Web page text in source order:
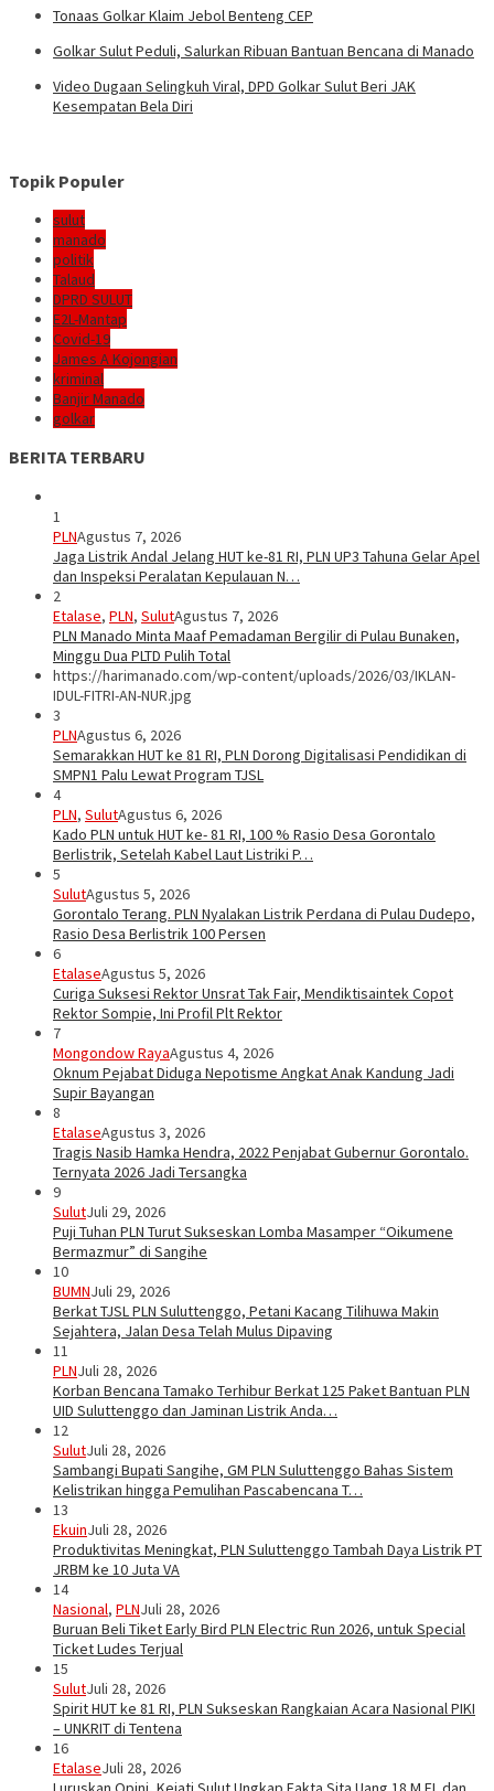
Tonaas Golkar Klaim Jebol Benteng CEP
Golkar Sulut Peduli, Salurkan Ribuan Bantuan Bencana di Manado
Video Dugaan Selingkuh Viral, DPD Golkar Sulut Beri JAK
Kesempatan Bela Diri
Topik Populer
sulut
manado
politik
Talaud
DPRD SULUT
E2L-Mantap
Covid-19
James A Kojongian
kriminal
Banjir Manado
golkar
BERITA TERBARU
1
PLNAgustus 7, 2026
Jaga Listrik Andal Jelang HUT ke-81 RI, PLN UP3 Tahuna Gelar Apel
dan Inspeksi Peralatan Kepulauan N…
2
Etalase, PLN, SulutAgustus 7, 2026
PLN Manado Minta Maaf Pemadaman Bergilir di Pulau Bunaken,
Minggu Dua PLTD Pulih Total
https://harimanado.com/wp-content/uploads/2026/03/IKLAN-
IDUL-FITRI-AN-NUR.jpg
3
PLNAgustus 6, 2026
Semarakkan HUT ke 81 RI, PLN Dorong Digitalisasi Pendidikan di
SMPN1 Palu Lewat Program TJSL
4
PLN, SulutAgustus 6, 2026
Kado PLN untuk HUT ke- 81 RI, 100 % Rasio Desa Gorontalo
Berlistrik, Setelah Kabel Laut Listriki P…
5
SulutAgustus 5, 2026
Gorontalo Terang. PLN Nyalakan Listrik Perdana di Pulau Dudepo,
Rasio Desa Berlistrik 100 Persen
6
EtalaseAgustus 5, 2026
Curiga Suksesi Rektor Unsrat Tak Fair, Mendiktisaintek Copot
Rektor Sompie, Ini Profil Plt Rektor
7
Mongondow RayaAgustus 4, 2026
Oknum Pejabat Diduga Nepotisme Angkat Anak Kandung Jadi
Supir Bayangan
8
EtalaseAgustus 3, 2026
Tragis Nasib Hamka Hendra, 2022 Penjabat Gubernur Gorontalo.
Ternyata 2026 Jadi Tersangka
9
SulutJuli 29, 2026
Puji Tuhan PLN Turut Sukseskan Lomba Masamper “Oikumene
Bermazmur” di Sangihe
10
BUMNJuli 29, 2026
Berkat TJSL PLN Suluttenggo, Petani Kacang Tilihuwa Makin
Sejahtera, Jalan Desa Telah Mulus Dipaving
11
PLNJuli 28, 2026
Korban Bencana Tamako Terhibur Berkat 125 Paket Bantuan PLN
UID Suluttenggo dan Jaminan Listrik Anda…
12
SulutJuli 28, 2026
Sambangi Bupati Sangihe, GM PLN Suluttenggo Bahas Sistem
Kelistrikan hingga Pemulihan Pascabencana T…
13
EkuinJuli 28, 2026
Produktivitas Meningkat, PLN Suluttenggo Tambah Daya Listrik PT
JRBM ke 10 Juta VA
14
Nasional, PLNJuli 28, 2026
Buruan Beli Tiket Early Bird PLN Electric Run 2026, untuk Special
Ticket Ludes Terjual
15
SulutJuli 28, 2026
Spirit HUT ke 81 RI, PLN Sukseskan Rangkaian Acara Nasional PIKI
– UNKRIT di Tentena
16
EtalaseJuli 28, 2026